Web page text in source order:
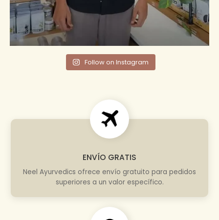
Follow on Instagram
ENVÍO GRATIS
Neel Ayurvedics ofrece envío gratuito para pedidos
superiores a un valor específico.